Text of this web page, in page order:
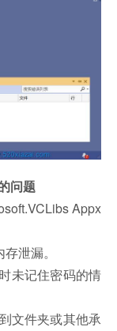
问题
Appx
泄漏。
未记住密码的情
文件夹或其他承